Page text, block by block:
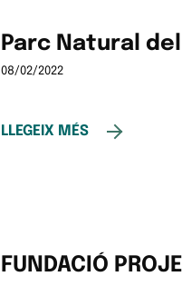
Parc Natural
08/02/2022
LLEGEIX MÉS
FUNDACIÓ